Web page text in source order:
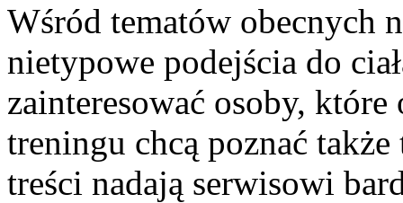
Wśród tematów obecnych
nietypowe podejścia do
zainteresować osoby,
treningu chcą poznać
treści nadają serwisowi